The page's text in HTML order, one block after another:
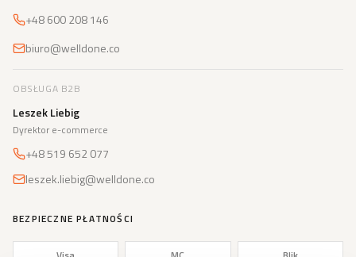
+48 600 208 146
biuro@welldone.co
OBSŁUGA B2B
Leszek Liebig
Dyrektor e-commerce
+48 519 652 077
leszek.liebig@welldone.co
BEZPIECZNE PŁATNOŚCI